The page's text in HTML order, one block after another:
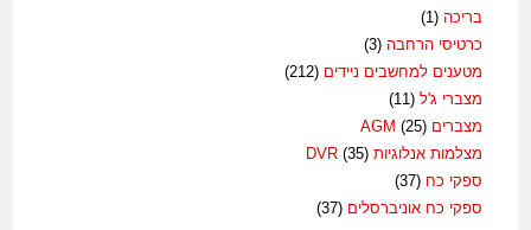
בריכה (1)
כרטיסי הרחבה (3)
מטענים למחשבים ניידים (212)
מצברי ג'ל (11)
מצברים AGM(25)
מצלמות אנלוגיות DVR(35)
ספקי כח (37)
ספקי כח אוניברסלים (37)